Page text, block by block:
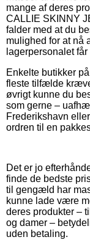
mange af deres
CALLIE SKINNY
falder med at du
mulighed for at nå
lagerpersonalet får
Enkelte butikker
fleste tilfælde
øvrigt kunne du
som gerne –
Frederikshavn
ordren til en
Det er jo
finde de bedste
til gengæld har
kunne lade være
deres produkter –
og damer –
uden betaling.